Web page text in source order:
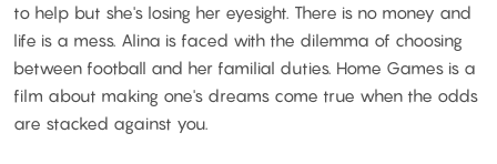
to help but she's losing her eyesight. There is no money and
life is a mess. Alina is faced with the dilemma of choosing
between football and her familial duties. Home Games is a
film about making one's dreams come true when the odds
are stacked against you.